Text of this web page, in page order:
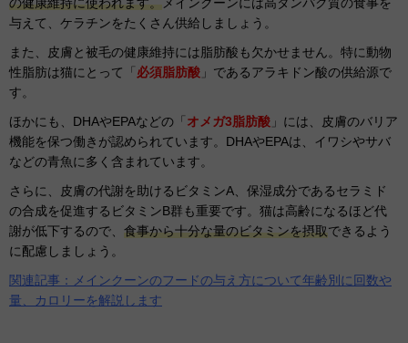
与えて、ケラチンをたくさん供給しましょう。
また、皮膚と被毛の健康維持には脂肪酸も欠かせません。特に動物
性脂肪は猫にとって「 必須脂肪酸 」であるアラキドン酸の供給源で
す。
ほかにも、DHAやEPAなどの「 オメガ3脂肪酸 」には、皮膚のバリア
機能を保つ働きが認められています。DHAやEPAは、イワシやサバ
などの青魚に多く含まれています。
さらに、皮膚の代謝を助けるビタミンA、保湿成分であるセラミド
の合成を促進するビタミンB群も重要です。猫は高齢になるほど代
謝が低下するので、 食事から十分な量のビタミンを摂取できるよう
に配慮しましょう。
関連記事：メインクーンのフードの与え方について年齢別に回数や
量、カロリーを解説します